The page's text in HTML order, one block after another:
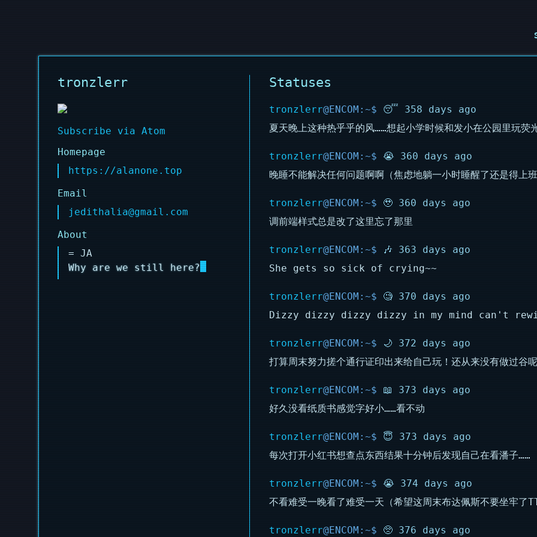
tronzlerr
Subscribe via Atom
Homepage
https://alanone.top
Email
jedithalia@gmail.com
About
= JA
Why are we still here?
Statuses
tronzlerr
😴 358 days ago
夏天晚上这种热乎乎的风……想起小学时候和发小在公园里玩荧
tronzlerr
😭 360 days ago
晚睡不能解决任何问题啊啊（焦虑地躺一小时睡醒了还是得上班
tronzlerr
🥹 360 days ago
调前端样式总是改了这里忘了那里
tronzlerr
🎶 363 days ago
She gets so sick of crying~~
tronzlerr
🧐 370 days ago
Dizzy dizzy dizzy dizzy in my mind can't
tronzlerr
🌙 372 days ago
打算周末努力搓个通行证印出来给自己玩！还从来没有做过谷
tronzlerr
📖 373 days ago
好久没看纸质书感觉字好小……看不动
tronzlerr
😇 373 days ago
每次打开小红书想查点东西结果十分钟后发现自己在看潘子……
tronzlerr
😭 374 days ago
不看难受一晚看了难受一天（希望这周末布达佩斯不要坐牢了
tronzlerr 🥺 376 days ago